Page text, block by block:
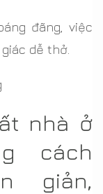
đãng, việc
dễ thở.
nhà ở
cách
giản,